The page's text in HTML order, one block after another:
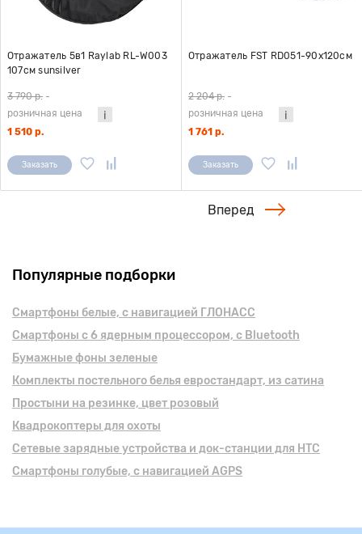
Отражатель 5в1 Raylab RL-W003
107см sunsilver
3 790 р. -
розничная цена
1 510 р.
Заказать
Отражатель FST RD051-90х120см
2 204 р. -
розничная цена
1 761 р.
Заказать
Вперед
Популярные подборки
Смартфоны белые, с навигацией ГЛОНАСС
Смартфоны с 6 ядерным процессором, с Bluetooth
Бумажные фоны зеленые
Комплекты постельного белья евростандарт, из сатина
Простыни на резинке, цвет розовый
Квадрокоптеры для охоты
Сетевые зарядные устройства и док-станции для HTC
Смартфоны голубые, с навигацией AGPS